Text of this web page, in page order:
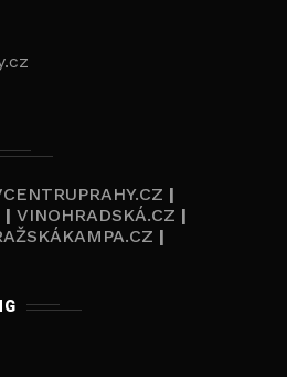
|
| VINOHRADSKÁ.CZ |
|